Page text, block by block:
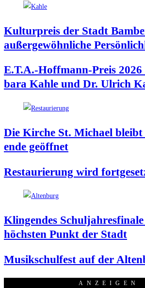
Kul­tur­preis der Stadt
außer­ge­wöhn­li­che
E.T.A.-Hoffmann-Preis
ba­ra Kah­le und Dr. Ulrich
Die Kir­che St. Micha­el
en­de geöffnet
Restau­rie­rung wird
Klin­gen­des
höchs­ten Punkt der Stadt
Musik­schul­fest auf der
ANZEI­GEN